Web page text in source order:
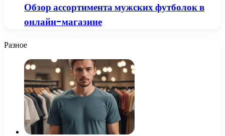
Обзор ассортимента мужских футболок в
онлайн-магазине
Разное